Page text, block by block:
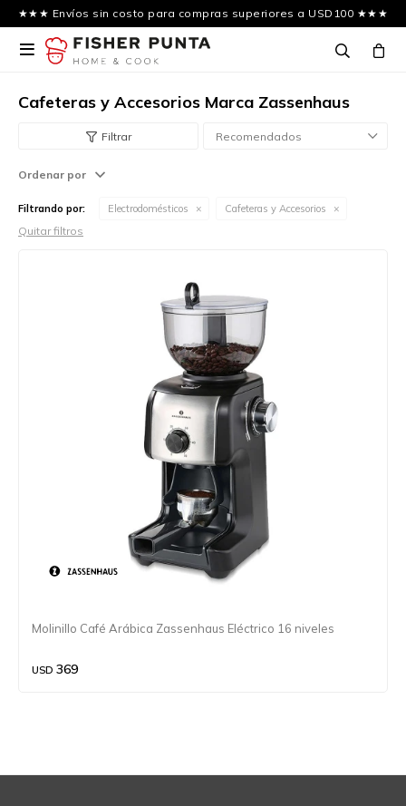
★★★ Envíos sin costo para compras superiores a USD100 ★★★

Cafeteras y Accesorios Marca Zassenhaus
Recomendados
Ordenar por
Filtrando por: Electrodomésticos Cafeteras y Accesorios
Quitar filtros
Molinillo Café Arábica Zassenhaus Eléctrico 16 niveles
USD 369